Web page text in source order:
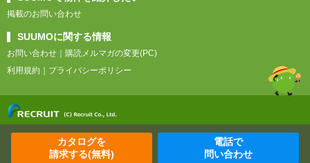
カタログを
請求する(無料)
電話で
問い合わせ
掲載のお問い合わせ
SUUMOに関する情報
お問い合わせ
購読メルマガの変更(PC)
利用規約
プライバシーポリシー